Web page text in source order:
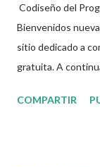
Codiseño del
Bienvenidos
sitio dedicado a
gratuita. A
con la nueva
COMPARTIR